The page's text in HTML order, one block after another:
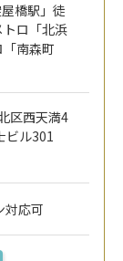
橋駅」徒
ロ「北浜
南森町
区西天満4
ビル301
対応可